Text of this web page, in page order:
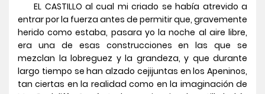
EL CASTILLO al cual mi criado se había atrevido a
entrar por la fuerza antes de permitir que, gravemente
herido como estaba, pasara yo la noche al aire libre,
era una de esas construcciones en las que se
mezclan la lobreguez y la grandeza, y que durante
largo tiempo se han alzado cejijuntas en los Apeninos,
tan ciertas en la realidad como en la imaginación de